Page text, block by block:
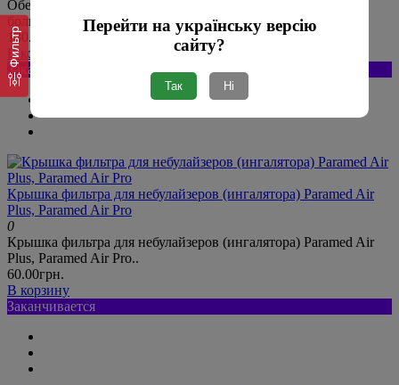
Фильтр
Обеспечивает минимальное время ингаляции, ведь чем
больше производится аэрозол..
130.00грн.
123.00грн.
В корзину
Заканчивается
Крышка фильтра для небулайзеров (ингалятора) Paramed Air
Plus, Paramed Air Pro
0
Крышка фильтра для небулайзеров (ингалятора) Paramed Air
Plus, Paramed Air Pro..
60.00грн.
В корзину
Заканчивается
Перейти на українську версію
сайту?
Так Ні